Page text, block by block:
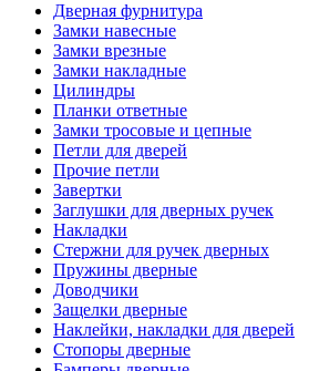
Дверная фурнитура
Замки навесные
Замки врезные
Замки накладные
Цилиндры
Планки ответные
Замки тросовые и цепные
Петли для дверей
Прочие петли
Завертки
Заглушки для дверных ручек
Накладки
Стержни для ручек дверных
Пружины дверные
Доводчики
Защелки дверные
Наклейки, накладки для дверей
Стопоры дверные